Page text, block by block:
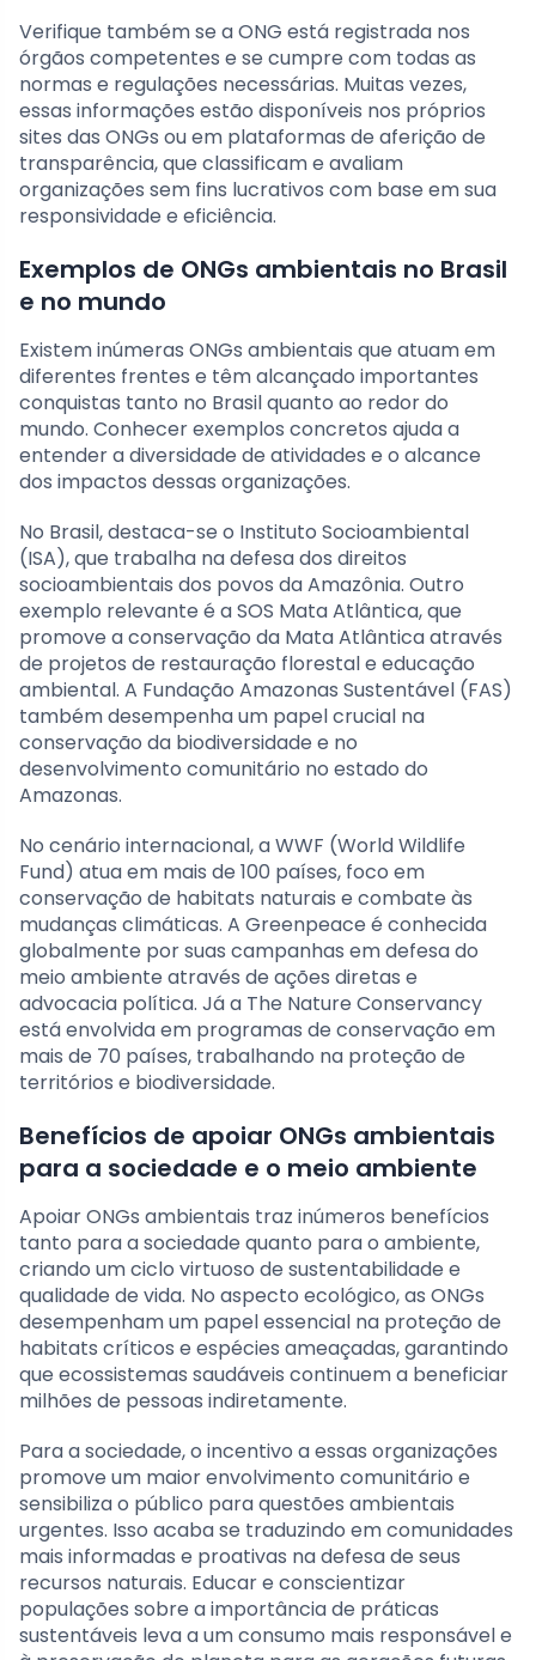
Verifique também se a ONG está registrada nos
órgãos competentes e se cumpre com todas as
normas e regulações necessárias. Muitas vezes,
essas informações estão disponíveis nos próprios
sites das ONGs ou em plataformas de aferição de
transparência, que classificam e avaliam
organizações sem fins lucrativos com base em sua
responsividade e eficiência.
Exemplos de ONGs ambientais no Brasil
e no mundo
Existem inúmeras ONGs ambientais que atuam em
diferentes frentes e têm alcançado importantes
conquistas tanto no Brasil quanto ao redor do
mundo. Conhecer exemplos concretos ajuda a
entender a diversidade de atividades e o alcance
dos impactos dessas organizações.
No Brasil, destaca-se o Instituto Socioambiental
(ISA), que trabalha na defesa dos direitos
socioambientais dos povos da Amazônia. Outro
exemplo relevante é a SOS Mata Atlântica, que
promove a conservação da Mata Atlântica através
de projetos de restauração florestal e educação
ambiental. A Fundação Amazonas Sustentável (FAS)
também desempenha um papel crucial na
conservação da biodiversidade e no
desenvolvimento comunitário no estado do
Amazonas.
No cenário internacional, a WWF (World Wildlife
Fund) atua em mais de 100 países, foco em
conservação de habitats naturais e combate às
mudanças climáticas. A Greenpeace é conhecida
globalmente por suas campanhas em defesa do
meio ambiente através de ações diretas e
advocacia política. Já a The Nature Conservancy
está envolvida em programas de conservação em
mais de 70 países, trabalhando na proteção de
territórios e biodiversidade.
Benefícios de apoiar ONGs ambientais
para a sociedade e o meio ambiente
Apoiar ONGs ambientais traz inúmeros benefícios
tanto para a sociedade quanto para o ambiente,
criando um ciclo virtuoso de sustentabilidade e
qualidade de vida. No aspecto ecológico, as ONGs
desempenham um papel essencial na proteção de
habitats críticos e espécies ameaçadas, garantindo
que ecossistemas saudáveis continuem a beneficiar
milhões de pessoas indiretamente.
Para a sociedade, o incentivo a essas organizações
promove um maior envolvimento comunitário e
sensibiliza o público para questões ambientais
urgentes. Isso acaba se traduzindo em comunidades
mais informadas e proativas na defesa de seus
recursos naturais. Educar e conscientizar
populações sobre a importância de práticas
sustentáveis leva a um consumo mais responsável e